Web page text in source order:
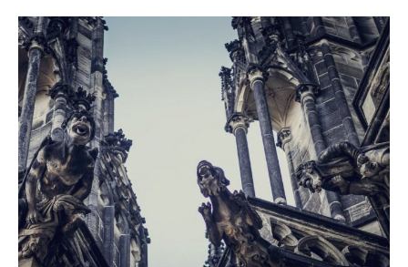
Valokuvaaja
reissaa
–
Praha